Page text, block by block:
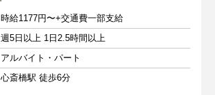
時給1177円〜+交通費一部支給
週5日以上 1日2.5時間以上
アルバイト・パート
心斎橋駅 徒歩6分